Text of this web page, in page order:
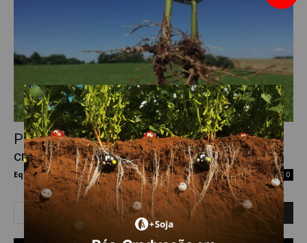
Pesquisas com bactérias promotoras de
crescimento é realizada por Grupo de...
Equipe Mais Soja - 16 de janeiro de 2020 0